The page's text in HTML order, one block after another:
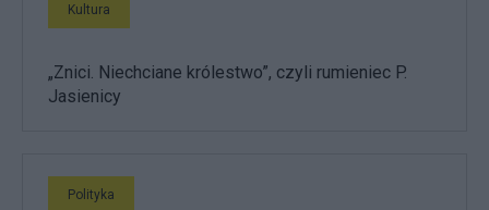
Kultura
„Znici. Niechciane królestwo”, czyli rumieniec P.
Jasienicy
Polityka